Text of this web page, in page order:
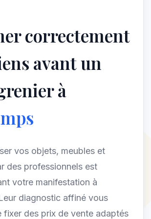
correctement
avant un
à
vos objets, meubles et
des professionnels est
votre manifestation à
diagnostic affiné vous
fixer des prix de vente adaptés